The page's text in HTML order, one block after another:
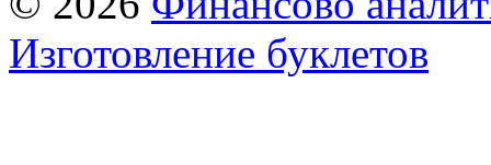
Изготовление буклетов